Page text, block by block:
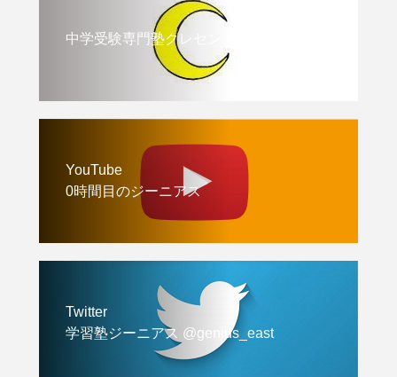
中学受験専門塾クレセント
YouTube
0時間目のジーニアス
Twitter
学習塾ジーニアス @genius_east